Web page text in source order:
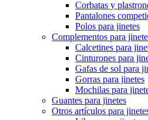
Corbatas y
Pantalones
Polos para jinetes
Complementos para
Calcetines para
Cinturones para
Gafas de sol para
Gorras para jinetes
Mochilas para
Guantes para jinetes
Otros artículos para